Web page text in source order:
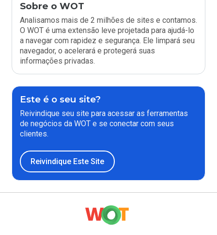
Sobre o WOT
Analisamos mais de 2 milhões de sites e contamos.
O WOT é uma extensão leve projetada para ajudá-lo
a navegar com rapidez e segurança. Ele limpará seu
navegador, o acelerará e protegerá suas
informações privadas.
Este é o seu site?
Reivindique seu site para acessar as ferramentas
de negócios da WOT e se conectar com seus
clientes.
Reivindique Este Site